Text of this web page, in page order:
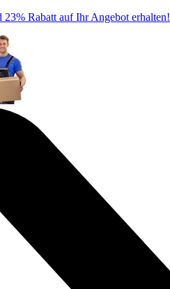
23% Rabatt auf Ihr Angebot